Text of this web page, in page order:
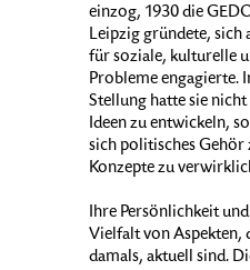
einzog, 1930 die
Leipzig gründete, sich
für soziale, kulturelle
Probleme engagierte.
Stellung hatte sie
Ideen zu entwickeln,
sich politisches Gehör
Konzepte zu
Ihre Persönlichkeit
Vielfalt von Aspekten,
damals, aktuell sind.